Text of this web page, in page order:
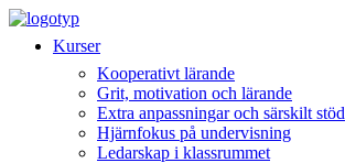
Hoppa
innehåll
Kurser
Kooperativt lärande
Grit, motivation och lärande
Extra anpassningar och särskilt stöd
Hjärnfokus på undervisning
Ledarskap i klassrummet